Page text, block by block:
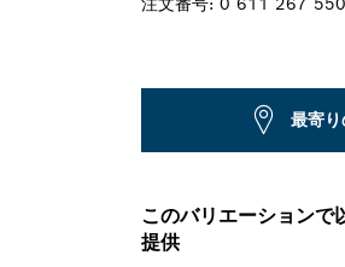
最寄
このバリエーションで
提供